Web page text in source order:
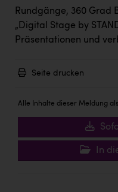
Rundgänge, 360 Grad
„Digital Stage by
Präsentationen und
Seite drucken
Alle Inhalte dieser Meldung
In